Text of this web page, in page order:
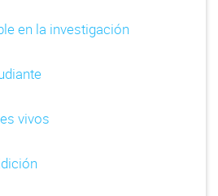
en la investigación
vivos